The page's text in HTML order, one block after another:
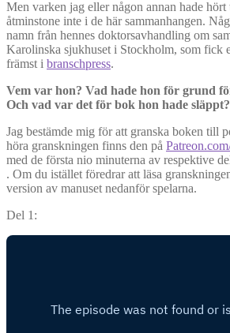
Men varken jag eller någon annan hade
åtminstone inte i de här sammanhangen.
namn från hennes doktorsavhandling om
Karolinska sjukhuset i Stockholm, som fick
främst i branschpress.
Vem var hon? Vad hade hon för grund
Och vad var det för bok hon hade släppt?
Jag bestämde mig för att granska boken till
höra granskningen finns den på
med de första nio minuterna av respektive
. Om du istället föredrar att läsa
version av manuset nedanför spelarna.
Del 1: